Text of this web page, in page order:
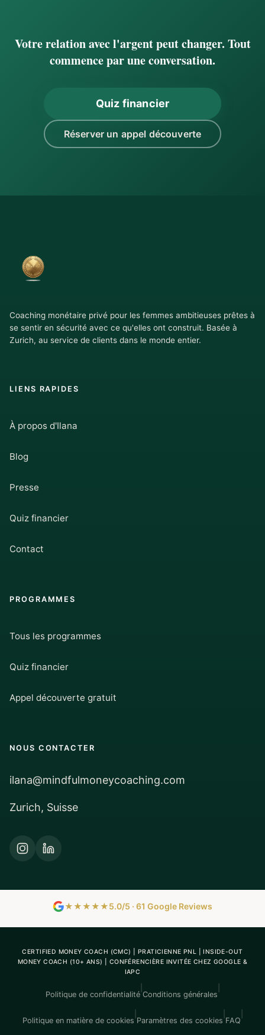
Votre relation avec l'argent peut changer. Tout
commence par une conversation.
Quiz financier
Réserver un appel découverte
Coaching monétaire privé pour les femmes ambitieuses prêtes à
se sentir en sécurité avec ce qu'elles ont construit. Basée à
Zurich, au service de clients dans le monde entier.
LIENS RAPIDES
À propos d'Ilana
Blog
Presse
Quiz financier
Contact
PROGRAMMES
Tous les programmes
Quiz financier
Appel découverte gratuit
NOUS CONTACTER
ilana@mindfulmoneycoaching.com
Zurich, Suisse
★★★★★5.0/5 · 61 Google Reviews
CERTIFIED MONEY COACH (CMC) | PRATICIENNE PNL | INSIDE-OUT
MONEY COACH (10+ ANS) | CONFÉRENCIÈRE INVITÉE CHEZ GOOGLE &
IAPC
Politique de confidentialité Conditions générales
Politique en matière de cookies Paramètres des cookies FAQ